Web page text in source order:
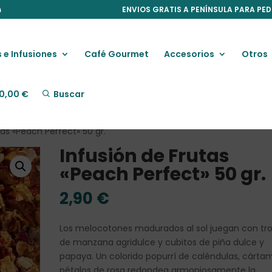
ENVIOS GRATIS A PENÍNSULA PARA
e Infusiones Café Gourmet Accesorios Otros
0,00 € Buscar
«Peach Perfect» 50 gr.
Infusión de Frutas
«Peach Perfect» 50 gr.
2,90 €
Los melocotones madurados al sol juegan con
de manzana agridulce y cubitos de piña dulce y
papaya. Un colorido popurrí de caléndulas,